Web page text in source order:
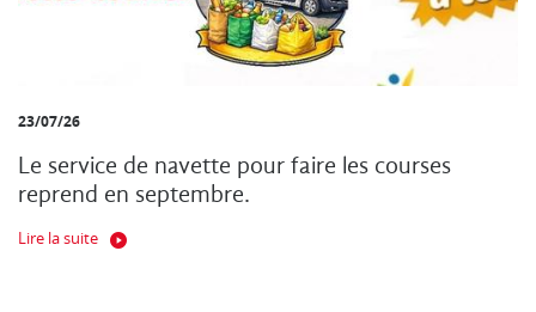
23/07/26
Le service de navette pour faire les courses
reprend en septembre.
Lire la suite